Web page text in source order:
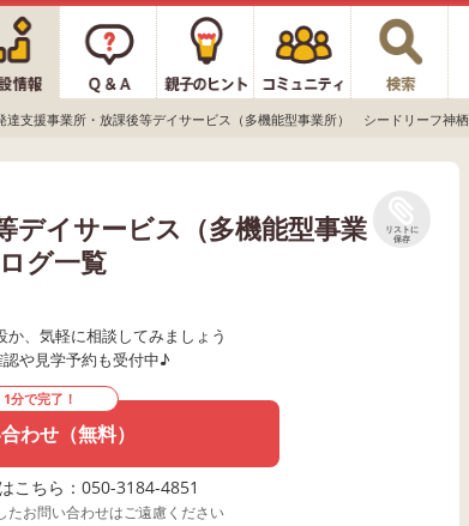
達支援事業所・放課後等デイサービス（多機能型事業所） シードリーフ神栖
デイサービス（多機能型事業
グ一覧
リストに
保存
か、気軽に相談してみましょう
や見学予約も受付中♪
1分で完了！
わせ（無料）
こちら：050-3184-4851
たお問い合わせはご遠慮ください